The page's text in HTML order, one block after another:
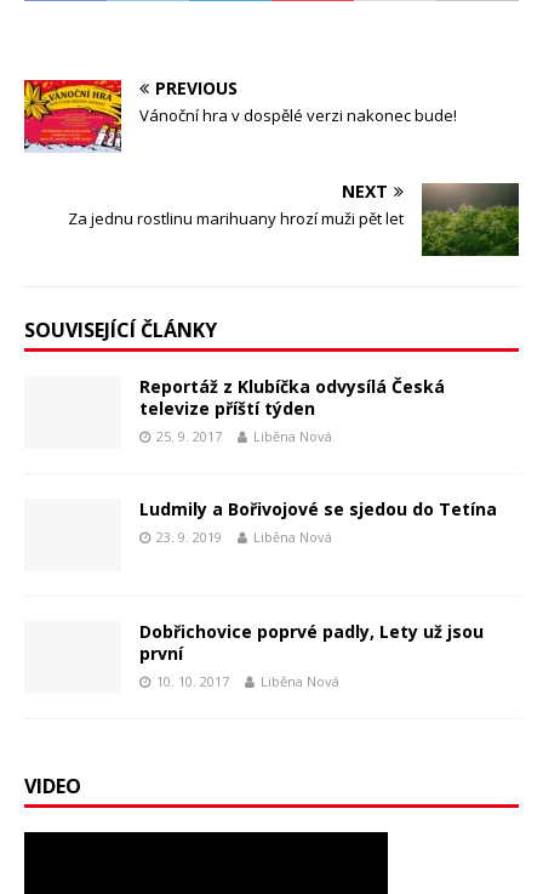
PREVIOUS
Vánoční hra v dospělé verzi nakonec bude!
NEXT
Za jednu rostlinu marihuany hrozí muži pět let
SOUVISEJÍCÍ ČLÁNKY
Reportáž z Klubíčka odvysílá Česká
televize příští týden
25. 9. 2017 Liběna Nová
Ludmily a Bořivojové se sjedou do Tetína
23. 9. 2019 Liběna Nová
Dobřichovice poprvé padly, Lety už jsou
první
10. 10. 2017 Liběna Nová
VIDEO